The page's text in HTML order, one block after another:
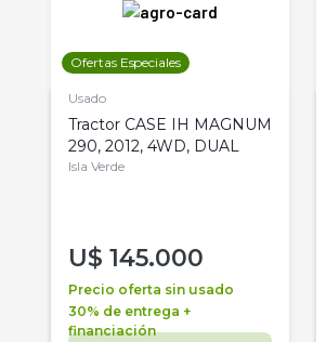
Ofertas Especiales
Usado
Tractor CASE IH MAGNUM
290, 2012, 4WD, DUAL
Isla Verde
U$ 145.000
Precio oferta sin usado
30% de entrega +
financiación